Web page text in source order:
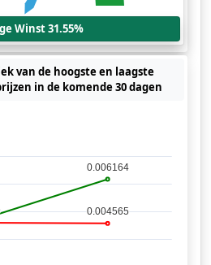
Winst 31.55%
van de hoogste en laagste
in de komende 30 dagen